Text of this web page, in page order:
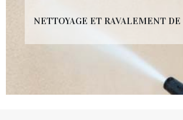
NETTOYAGE ET RAVALEMENT DE